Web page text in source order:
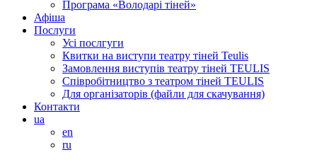
Програма «Володарі тіней»
Афіша
Послуги
Усі послгуги
Квитки на виступи театру тіней Teulis
Замовлення виступів театру тіней TEULIS
Співробітництво з театром тіней TEULIS
Для організаторів (файли для скачування)
Контакти
ua
en
ru